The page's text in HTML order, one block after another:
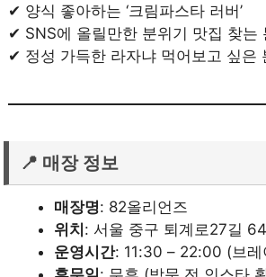
✔ 양식 좋아하는 ‘크림파스타 러버’
✔ SNS에 올릴만한 분위기 맛집 찾는
✔ 정성 가득한 라자냐 먹어보고 싶은
📍 매장 정보
매장명: 82올리언즈
위치: 서울 중구 퇴계로27길 64
운영시간: 11:30 – 22:00 (브